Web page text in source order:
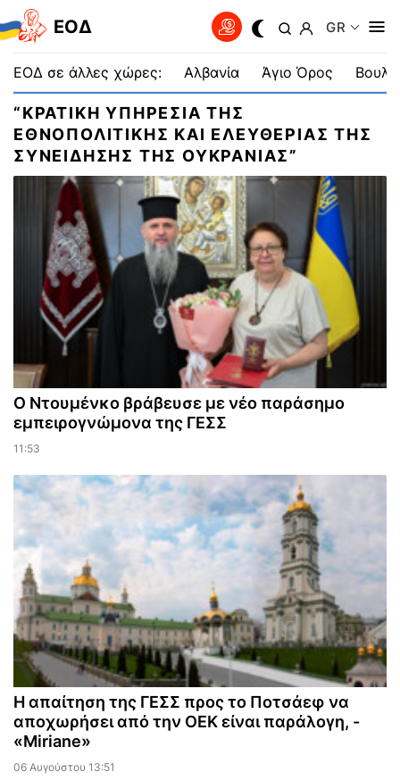
EOΔ GR
ΕΟΔ σε άλλες χώρες: Αλβανία Άγιο Όρος
“ΚΡΑΤΙΚΗ ΥΠΗΡΕΣΙΑ ΤΗΣ
ΕΘΝΟΠΟΛΙΤΙΚΗΣ ΚΑΙ ΕΛΕΥΘΕΡΙΑΣ ΤΗΣ
ΣΥΝΕΙΔΗΣΗΣ ΤΗΣ ΟΥΚΡΑΝΙΑΣ”
Ο Ντουμένκο βράβευσε με νέο παράσημο
εμπειρογνώμονα της ΓΕΣΣ
11:53
Η απαίτηση της ΓΕΣΣ προς το Ποτσάεφ να
αποχωρήσει από την ΟΕΚ είναι παράλογη, -
«Miriane»
06 Αυγούστου 13:51